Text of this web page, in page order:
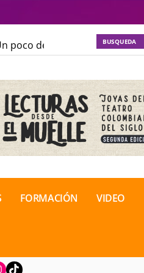
poco de locura para la cordura
de Teatro Rosa
FORMACIÓN VIDEO
TikTok